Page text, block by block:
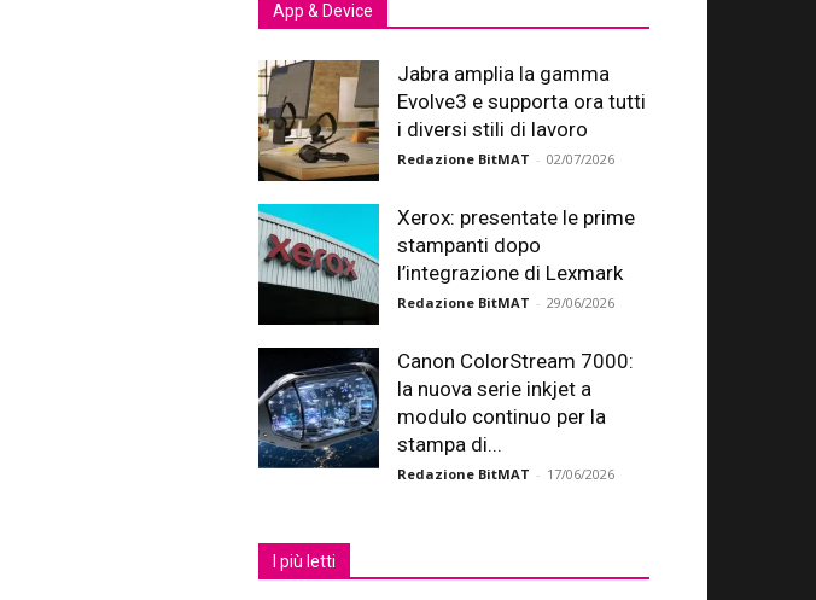
App & Device
Jabra amplia la gamma
Evolve3 e supporta ora tutti
i diversi stili di lavoro
Redazione BitMAT - 02/07/2026
Xerox: presentate le prime
stampanti dopo
l’integrazione di Lexmark
Redazione BitMAT - 29/06/2026
Canon ColorStream 7000:
la nuova serie inkjet a
modulo continuo per la
stampa di...
Redazione BitMAT - 17/06/2026
I più letti